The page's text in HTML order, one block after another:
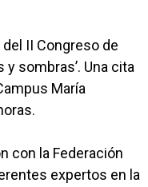
II Congreso de
sombras’. Una cita
María
con la Federación
expertos en la